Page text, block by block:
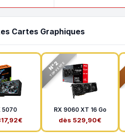
Cartes Graphiques
5070
N°2
TOP VENTE
RX 9060 XT 16 Go
dès 529,90€